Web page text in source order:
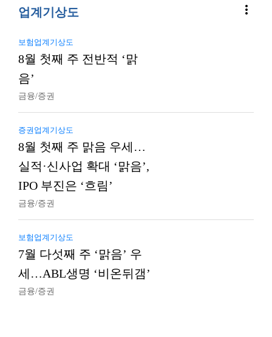
업계기상도 more_vert
보험업계기상도
8월 첫째 주 전반적 ‘맑
음’
금융/증권
증권업계기상도
8월 첫째 주 맑음 우세…
실적·신사업 확대 ‘맑음’,
IPO 부진은 ‘흐림’
금융/증권
보험업계기상도
7월 다섯째 주 ‘맑음’ 우
세…ABL생명 ‘비온뒤갬’
금융/증권